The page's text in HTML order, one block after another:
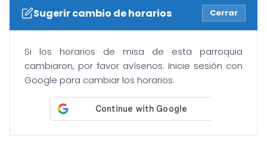
Sugerir cambio de horarios Cerrar
Si los horarios de misa de esta parroquia
cambiaron, por favor avísenos. Inicie sesión con
Google para cambiar los horarios.